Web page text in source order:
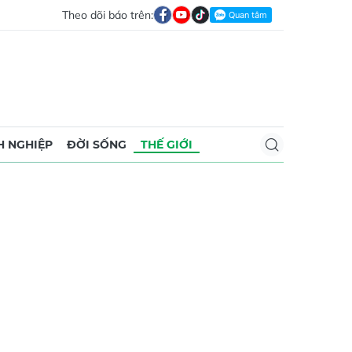
Theo dõi báo trên:
ĐỜI SỐNG THẾ GIỚI